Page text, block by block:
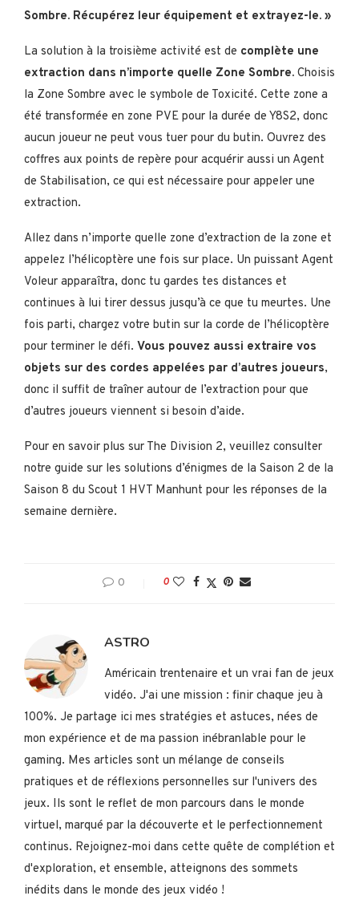
Sombre. Récupérez leur équipement et extrayez-le. »
La solution à la troisième activité est de complète une
extraction dans n’importe quelle Zone Sombre. Choisis
la Zone Sombre avec le symbole de Toxicité. Cette zone a
été transformée en zone PVE pour la durée de Y8S2, donc
aucun joueur ne peut vous tuer pour du butin. Ouvrez des
coffres aux points de repère pour acquérir aussi un Agent
de Stabilisation, ce qui est nécessaire pour appeler une
extraction.
Allez dans n’importe quelle zone d’extraction de la zone et
appelez l’hélicoptère une fois sur place. Un puissant Agent
Voleur apparaîtra, donc tu gardes tes distances et
continues à lui tirer dessus jusqu’à ce que tu meurtes. Une
fois parti, chargez votre butin sur la corde de l’hélicoptère
pour terminer le défi. Vous pouvez aussi extraire vos
objets sur des cordes appelées par d’autres joueurs,
donc il suffit de traîner autour de l’extraction pour que
d’autres joueurs viennent si besoin d’aide.
Pour en savoir plus sur The Division 2, veuillez consulter
notre guide sur les solutions d’énigmes de la Saison 2 de la
Saison 8 du Scout 1 HVT Manhunt pour les réponses de la
semaine dernière.
0 0
ASTRO
Américain trentenaire et un vrai fan de jeux
vidéo. J'ai une mission : finir chaque jeu à
100%. Je partage ici mes stratégies et astuces, nées de
mon expérience et de ma passion inébranlable pour le
gaming. Mes articles sont un mélange de conseils
pratiques et de réflexions personnelles sur l'univers des
jeux. Ils sont le reflet de mon parcours dans le monde
virtuel, marqué par la découverte et le perfectionnement
continus. Rejoignez-moi dans cette quête de complétion et
d'exploration, et ensemble, atteignons des sommets
inédits dans le monde des jeux vidéo !